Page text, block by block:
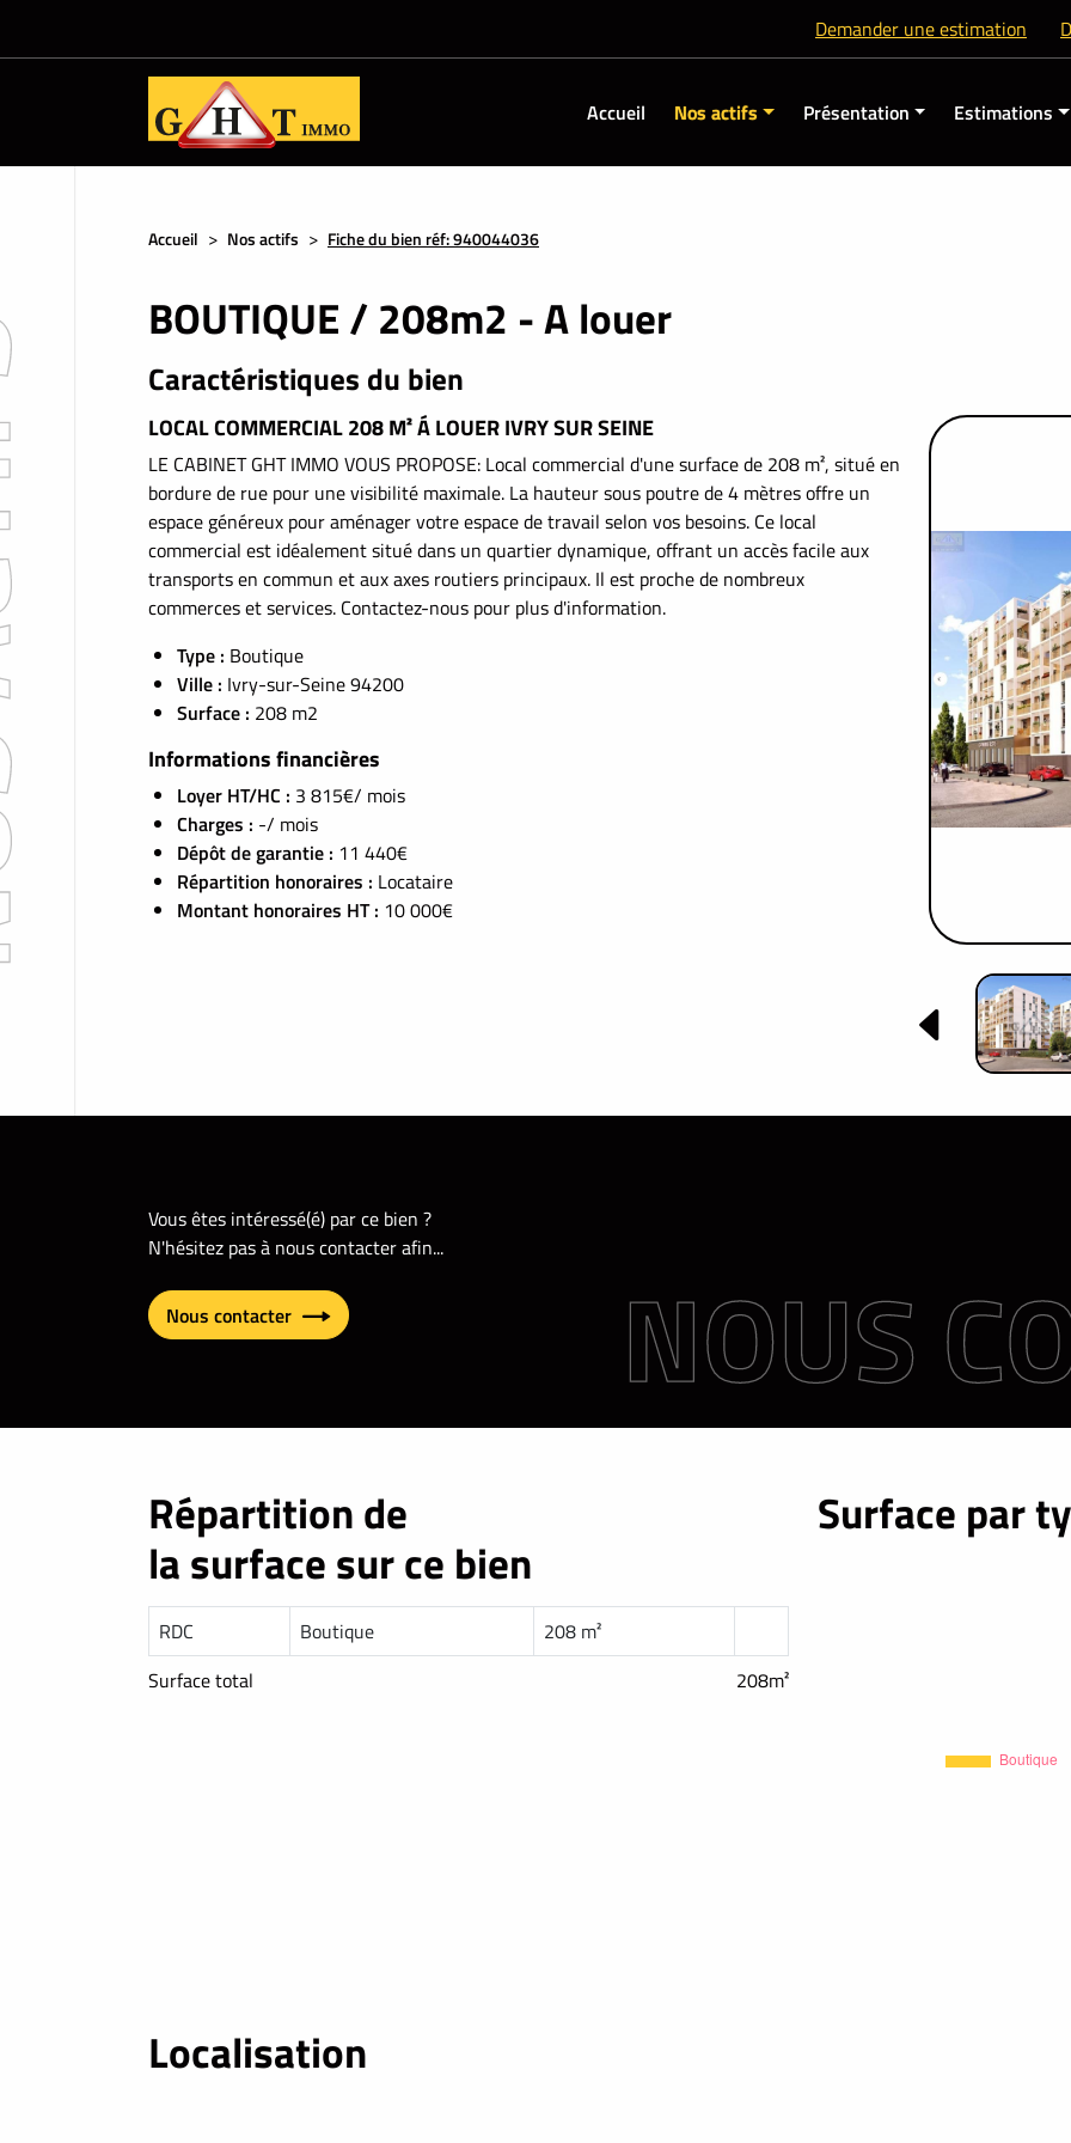
Demander une estimation
Accueil Nos actifs Présentation Estimations
Accueil Nos actifs Fiche du bien réf: 940044036
BOUTIQUE / 208m2 - A louer
Caractéristiques du bien
LOCAL COMMERCIAL 208 M² Á LOUER IVRY SUR SEINE
LE CABINET GHT IMMO VOUS PROPOSE: Local commercial d'une surface de 208 m², situé en
bordure de rue pour une visibilité maximale. La hauteur sous poutre de 4 mètres offre un
espace généreux pour aménager votre espace de travail selon vos besoins. Ce local
commercial est idéalement situé dans un quartier dynamique, offrant un accès facile aux
transports en commun et aux axes routiers principaux. Il est proche de nombreux
commerces et services. Contactez-nous pour plus d'information.
Type : Boutique
Ville : Ivry-sur-Seine 94200
Surface : 208 m2
Informations financières
Loyer HT/HC : 3 815€/ mois
Charges : -/ mois
Dépôt de garantie : 11 440€
Répartition honoraires : Locataire
Montant honoraires HT : 10 000€
Vous êtes intéressé(é) par ce bien ?
N'hésitez pas à nous contacter afin...
Nous contacter
Répartition de
la surface sur ce bien
RDC Boutique
208 m²
Surface total
208m²
Surface par
Localisation